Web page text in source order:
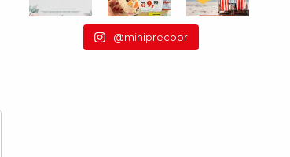
@miniprecobr